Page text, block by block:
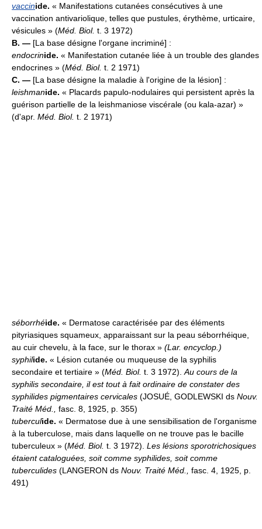
vaccinide. « Manifestations cutanées consécutives à une
vaccination antivariolique, telles que pustules, érythème, urticaire,
vésicules » (Méd. Biol. t. 3 1972)
B. — [La base désigne l'organe incriminé] :
endocrinide. « Manifestation cutanée liée à un trouble des glandes
endocrines » (Méd. Biol. t. 2 1971)
C. — [La base désigne la maladie à l'origine de la lésion] :
leishmanide. « Placards papulo-nodulaires qui persistent après la
guérison partielle de la leishmaniose viscérale (ou kala-azar) »
(d'apr. Méd. Biol. t. 2 1971)
séborrhéide. « Dermatose caractérisée par des éléments
pityriasiques squameux, apparaissant sur la peau séborrhéique,
au cuir chevelu, à la face, sur le thorax » (Lar. encyclop. )
syphilide. « Lésion cutanée ou muqueuse de la syphilis
secondaire et tertiaire » (Méd. Biol. t. 3 1972). Au cours de la
syphilis secondaire, il est tout à fait ordinaire de constater des
syphilides pigmentaires cervicales (JOSUÉ, GODLEWSKI ds Nouv.
Traité Méd., fasc. 8, 1925, p. 355)
tuberculide. « Dermatose due à une sensibilisation de l'organisme
à la tuberculose, mais dans laquelle on ne trouve pas le bacille
tuberculeux » (Méd. Biol. t. 3 1972). Les lésions sporotrichosiques
étaient cataloguées, soit comme syphilides, soit comme
tuberculides (LANGERON ds Nouv. Traité Méd., fasc. 4, 1925, p.
491)